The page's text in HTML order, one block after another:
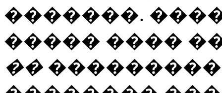
�������.
����� ����
�����������,